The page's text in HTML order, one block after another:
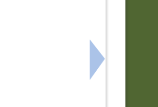
校教師甄選作 業要點」（下稱教甄
下一筆：轉知